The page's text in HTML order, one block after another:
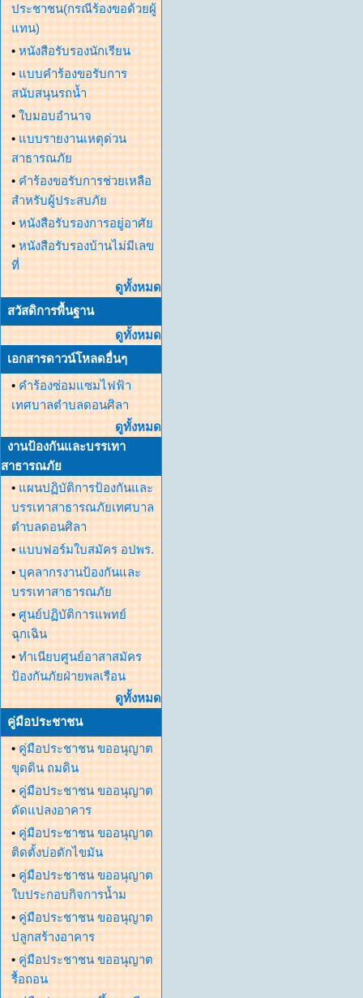
ประชาชน(กรณีร้องขอด้วยผู้
แทน)
• หนังสือรับรองนักเรียน
• แบบคำร้องขอรับการ
สนับสนุนรถน้ำ
• ใบมอบอำนาจ
• แบบรายงานเหตุด่วน
สาธารณภัย
• คำร้องขอรับการช่วยเหลือ
สำหรับผู้ประสบภัย
• หนังสือรับรองการอยู่อาศัย
• หนังสือรับรองบ้านไม่มีเลข
ที่
ดูทั้งหมด
สวัสดิการพื้นฐาน
ดูทั้งหมด
เอกสารดาวน์โหลดอื่นๆ
• คำร้องซ่อมแซมไฟฟ้า
เทศบาลตำบลดอนศิลา
ดูทั้งหมด
งานป้องกันและบรรเทา
สาธารณภัย
• แผนปฏิบัติการป้องกันและ
บรรเทาสาธารณภัยเทศบาล
ตำบลดอนศิลา
• แบบฟอร์มใบสมัคร อปพร.
• บุคลากรงานป้องกันและ
บรรเทาสาธารณภัย
• ศูนย์ปฏิบัติการแพทย์
ฉุกเฉิน
• ทำเนียบศูนย์อาสาสมัคร
ป้องกันภัยฝ่ายพลเรือน
ดูทั้งหมด
คู่มือประชาชน
• คู่มือประชาชน ขออนุญาต
ขุดดิน ถมดิน
• คู่มือประชาชน ขออนุญาต
ดัดแปลงอาคาร
• คู่มือประชาชน ขออนุญาต
ติดตั้งบ่อดักไขมัน
• คู่มือประชาชน ขออนุญาต
ใบประกอบกิจการน้ำม
• คู่มือประชาชน ขออนุญาต
ปลูกสร้างอาคาร
• คู่มือประชาชน ขออนุญาต
รื้อถอน